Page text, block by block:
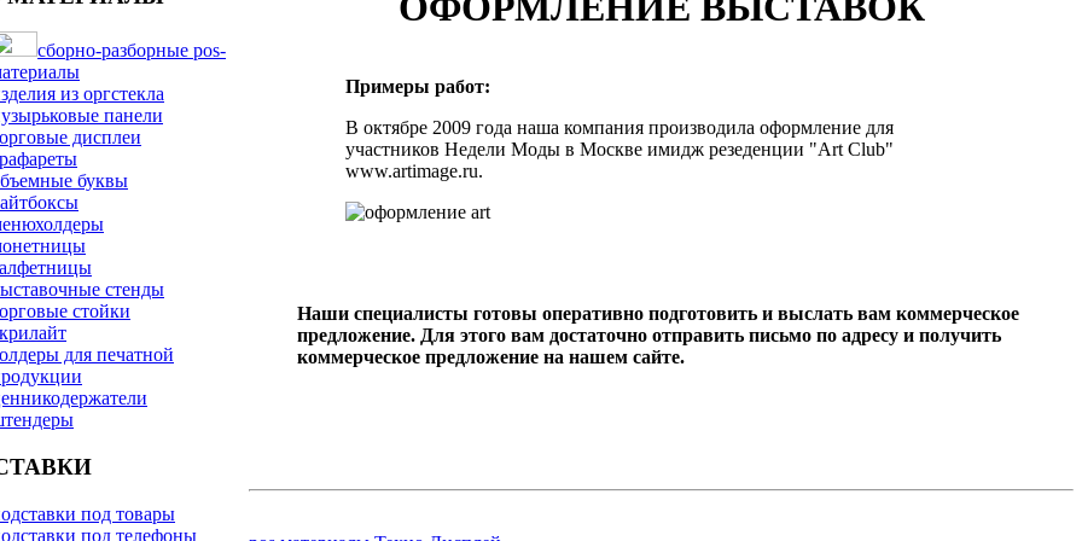
сборно-разборные pos-
из оргстекла
панели
дисплеи
буквы
стенды
стойки
для печатной
под товары
под телефоны
Примеры работ:
В октябре 2009 года наша компания производила оформление для
участников Недели Моды в Москве имидж резеденции "Art Club"
www.artimage.ru.
Наши специалисты готовы оперативно подготовить и выслать вам коммерческое
предложение. Для этого вам достаточно отправить письмо по адресу и получить
коммерческое предложение на нашем сайте.